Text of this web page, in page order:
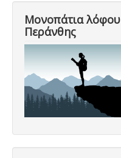
Μονοπάτια λόφου
Περάνθης